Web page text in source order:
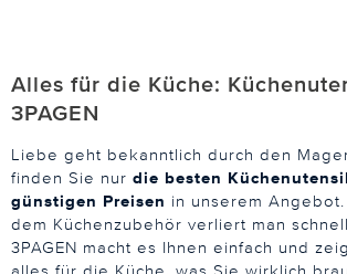
Alles für die Küche:
3PAGEN
Liebe geht bekanntlich durch den
finden Sie nur die besten
günstigen Preisen in unserem
dem Küchenzubehör verliert man
3PAGEN macht es Ihnen einfach und